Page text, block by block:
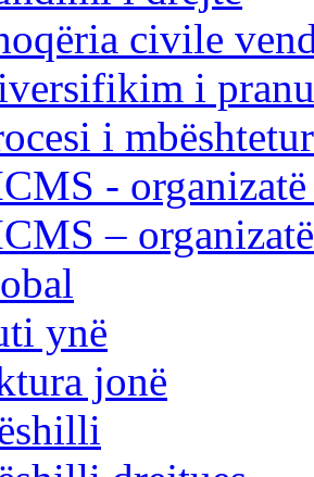
civile
i
i
-
–
ynë
jonë